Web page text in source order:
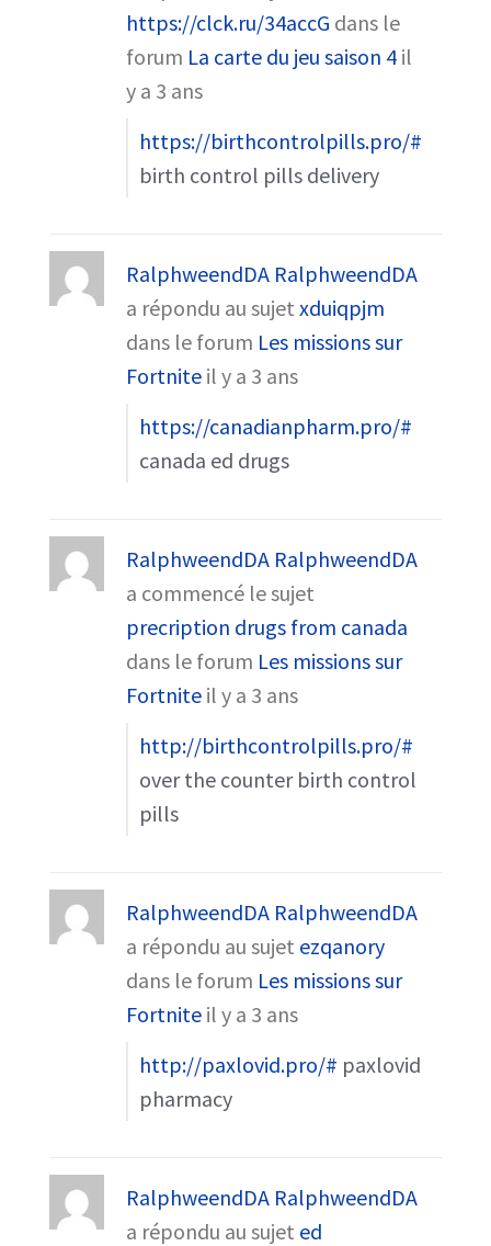
https://clck.ru/34accG dans le
forum La carte du jeu saison 4 il
y a 3 ans
https://birthcontrolpills.pro/#
birth control pills delivery
RalphweendDA RalphweendDA
a répondu au sujetxduiqpjm
dans le forum Les missions sur
Fortnite il y a 3 ans
https://canadianpharm.pro/#
canada ed drugs
RalphweendDA RalphweendDA
a commencé le sujet
precription drugs from canada
dans le forum Les missions sur
Fortnite il y a 3 ans
http://birthcontrolpills.pro/#
over the counter birth control
pills
RalphweendDA RalphweendDA
a répondu au sujet ezqanory
dans le forum Les missions sur
Fortnite il y a 3 ans
http://paxlovid.pro/# paxlovid
pharmacy
RalphweendDA RalphweendDA
a répondu au sujet ed